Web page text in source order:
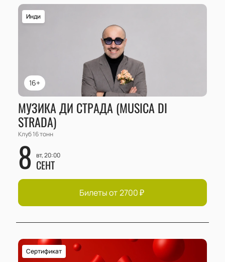
16+
Инди
МУЗИКА ДИ СТРАДА (MUSICA DI
STRADA)
Клуб 16 тонн
8 вт, 20:00
СЕНТ
Билеты от 2700₽
Сертификат